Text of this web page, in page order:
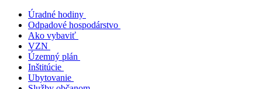
Úradné hodiny
Odpadové hospodárstvo
Ako vybaviť
VZN
Územný plán
Inštitúcie
Ubytovanie